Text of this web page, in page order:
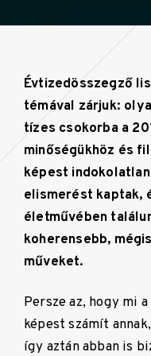
Évtizedösszegző
témával zárjuk:
tízes csokorba a
minőségükhöz és
képest
elismerést kaptak,
életművében
koherensebb,
műveket.
Persze az, hogy mi
képest számít
így aztán abban is